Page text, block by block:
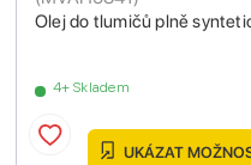
Olej do tlumičů plně
4+ Skladem
UKÁZAT